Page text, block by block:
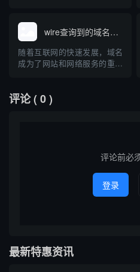
群”这样的社区组织，如何通过
群体资源、技术手段高效查找
相关域名，成为业主们关注的
话题。本文将介绍域名的基础
wire查询到的域名网站
随着互联网的快速发展，域名
成为了网站和网络服务的重要
具或关键词，帮助用户查询特
定的域名及其相关信息。本文
评论( 0 )
评论前必
登录
最新特惠资讯